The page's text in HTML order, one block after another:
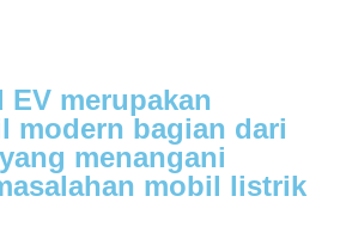
EV merupakan
modern bagian dari
menangani
mobil listrik